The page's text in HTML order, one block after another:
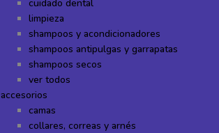
cuidado dental
limpieza
shampoos y acondicionadores
shampoos antipulgas y garrapatas
shampoos secos
ver todos
accesorios
camas
collares, correas y arnés